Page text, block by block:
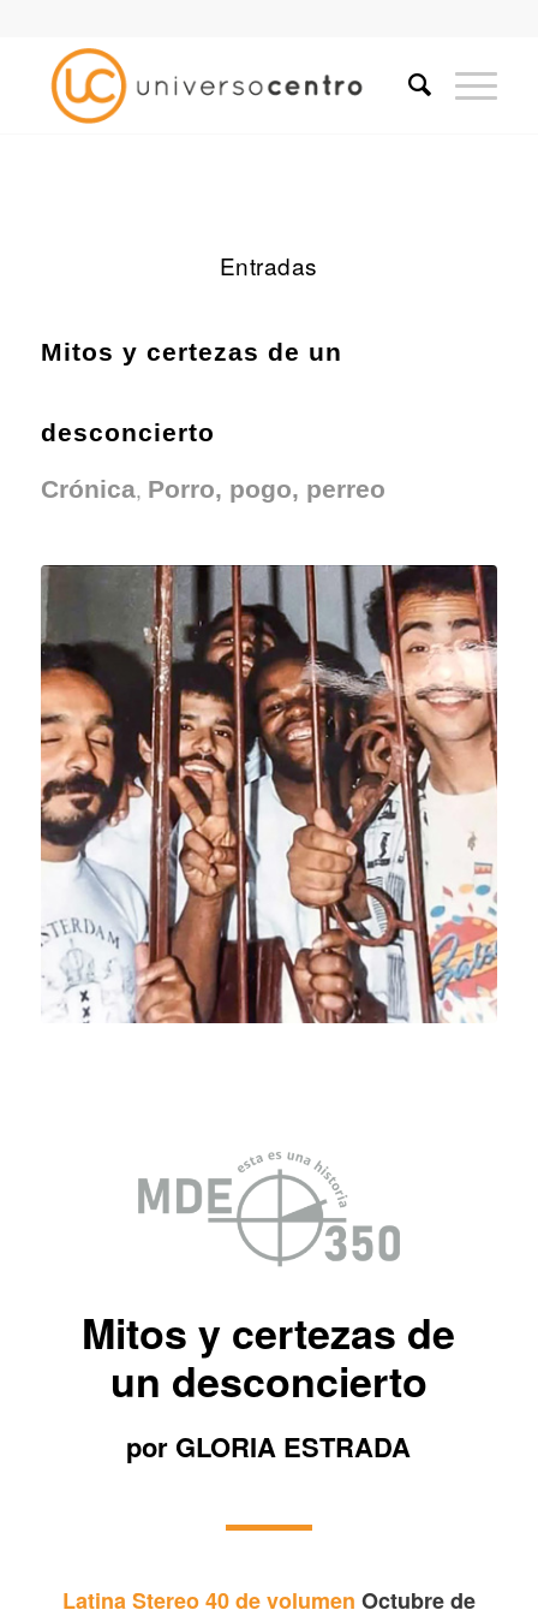
Entradas
Mitos y certezas de un
desconcierto
Crónica, Porro, pogo, perreo
Mitos y certezas de
un desconcierto
por GLORIA ESTRADA
Latina Stereo 40 de volumen Octubre de